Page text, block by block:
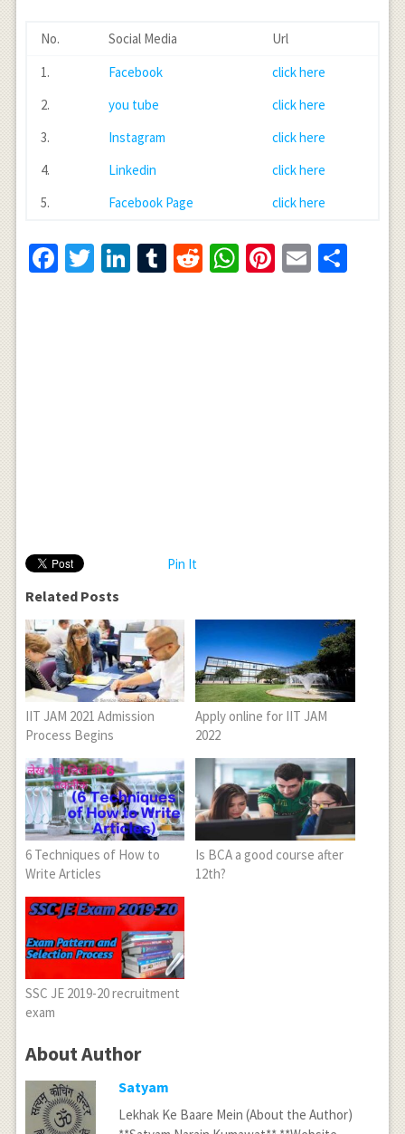
No. Social Media
Url
1.
Facebook
click here
2.
you tube
click here
3.
Instagram
click here
4.
Linkedin
click here
5.
Facebook Page click here
Facebook
Twitter
LinkedIn
Tumblr
RedditWhatsApp
Pinterest
Email
Pin It
Related Posts
IIT JAM 2021 Admission
Process Begins
Apply online for IIT JAM
2022
6 Techniques of How to
Write Articles
Is BCA a good course after
12th?
SSC JE 2019-20 recruitment
exam
About Author
Satyam
Lekhak Ke Baare Mein (About the Author)